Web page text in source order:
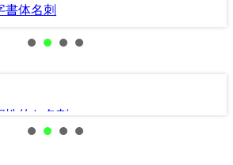
性的な名刺